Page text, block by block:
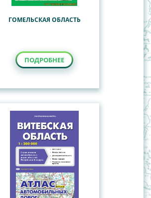
ГОМЕЛЬСКАЯ ОБЛАСТЬ
ПОДРОБНЕЕ